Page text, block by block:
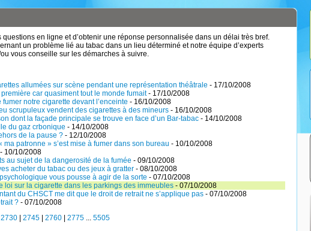
questions en ligne et d’obtenir une réponse personnalisée dans un délai très bref.
un problème lié au tabac dans un lieu déterminé et notre équipe d’experts
vous conseille sur les démarches à suivre.
allumées sur scène pendant une représentation théâtrale - 17/10/2008
car quasiment tout le monde fumait- 17/10/2008
notre cigarette devant l’enceinte - 16/10/2008
scrupuleux vendent des cigarettes à des mineurs - 16/10/2008
dont la façade principale se trouve en face d’un Bar-tabac - 14/10/2008
du gaz crbonique - 14/10/2008
de la pause ? - 12/10/2008
ma patronne » s’est mise à fumer dans son bureau - 10/10/2008
- 10/10/2008
au sujet de la dangerosité de la fumée - 09/10/2008
acheter du tabac ou des jeux à gratter - 08/10/2008
vous pousse à agir de la sorte - 07/10/2008
loi sur la cigarette dans les parkings des immeubles - 07/10/2008
du CHSCT me dit que le droit de retrait ne s’applique pas - 07/10/2008
? - 07/10/2008
2730 2745 2760 2775 ... 5505